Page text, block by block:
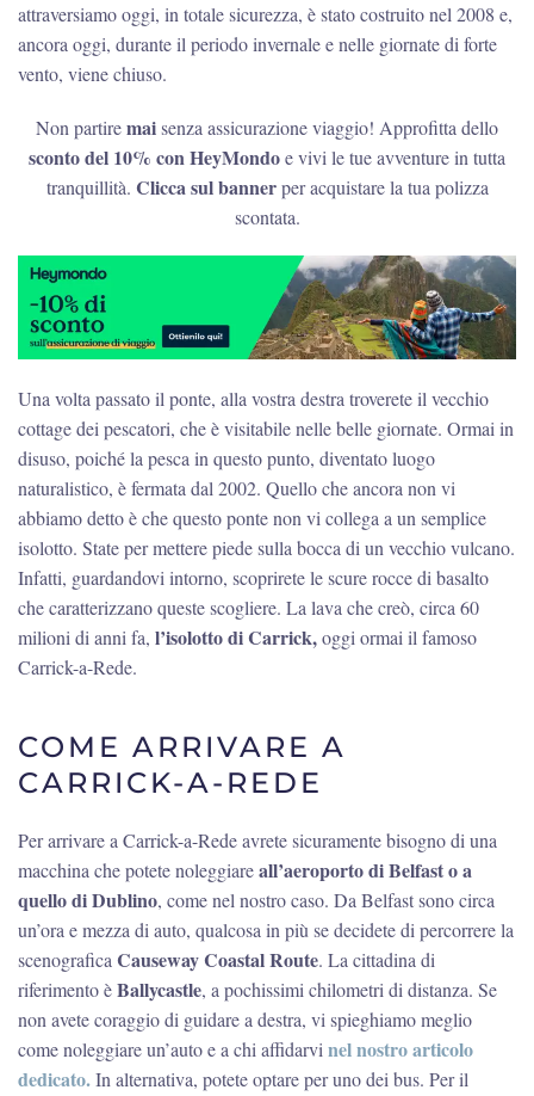
attraversiamo oggi, in totale sicurezza, è stato costruito nel 2008 e,
ancora oggi, durante il periodo invernale e nelle giornate di forte
vento, viene chiuso.
Non partiremaisenza assicurazione viaggio! Approfitta dello
sconto del 10% con HeyMondoe vivi le tue avventure in tutta
tranquillità. Clicca sul bannerper acquistare la tua polizza
scontata.
Una volta passato il ponte, alla vostra destra troverete il vecchio
cottage dei pescatori, che è visitabile nelle belle giornate. Ormai in
disuso, poiché la pesca in questo punto, diventato luogo
naturalistico, è fermata dal 2002. Quello che ancora non vi
abbiamo detto è che questo ponte non vi collega a un semplice
isolotto. State per mettere piede sulla bocca di un vecchio vulcano.
Infatti, guardandovi intorno, scoprirete le scure rocce di basalto
che caratterizzano queste scogliere. La lava che creò, circa 60
milioni di anni fa, l’isolotto di Carrick,oggi ormai il famoso
Carrick-a-Rede.
COME ARRIVARE A
CARRICK-A-REDE
Per arrivare a Carrick-a-Rede avrete sicuramente bisogno di una
macchina che potete noleggiareall’aeroporto di Belfast o a
quello di Dublino, come nel nostro caso. Da Belfast sono circa
un’ora e mezza di auto, qualcosa in più se decidete di percorrere la
scenograficaCauseway Coastal Route. La cittadina di
riferimento èBallycastle, a pochissimi chilometri di distanza. Se
non avete coraggio di guidare a destra, vi spieghiamo meglio
come noleggiare un’auto e a chi affidarvinel nostro articolo
dedicato.In alternativa, potete optare per uno dei bus. Per il